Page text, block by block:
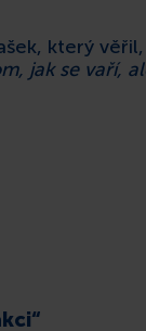
který
jak se vaří,